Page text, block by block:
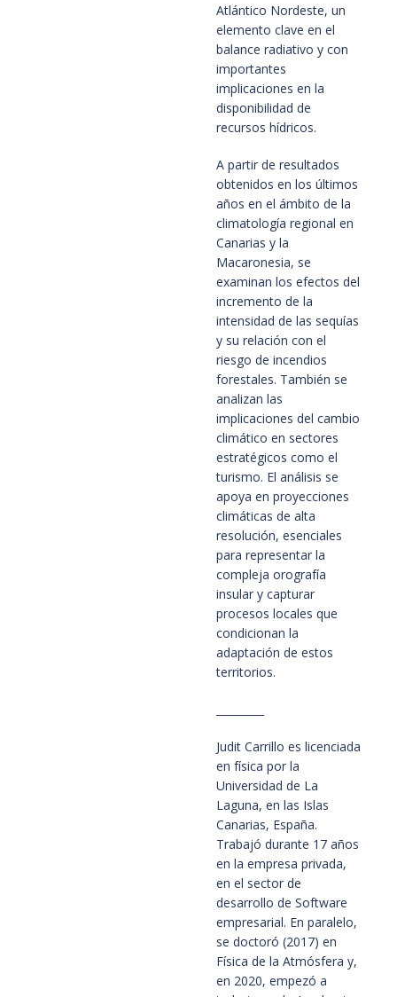
Atlántico Nordeste, un
elemento clave en el
balance radiativo y con
importantes
implicaciones en la
disponibilidad de
recursos hídricos.
A partir de resultados
obtenidos en los últimos
años en el ámbito de la
climatología regional en
Canarias y la
Macaronesia, se
examinan los efectos del
incremento de la
intensidad de las sequías
y su relación con el
riesgo de incendios
forestales. También se
analizan las
implicaciones del cambio
climático en sectores
estratégicos como el
turismo. El análisis se
apoya en proyecciones
climáticas de alta
resolución, esenciales
para representar la
compleja orografía
insular y capturar
procesos locales que
condicionan la
adaptación de estos
territorios.
Judit Carrillo es licenciada
en física por la
Universidad de La
Laguna, en las Islas
Canarias, España.
Trabajó durante 17 años
en la empresa privada,
en el sector de
desarrollo de Software
empresarial. En paralelo,
se doctoró (2017) en
Física de la Atmósfera y,
en 2020, empezó a